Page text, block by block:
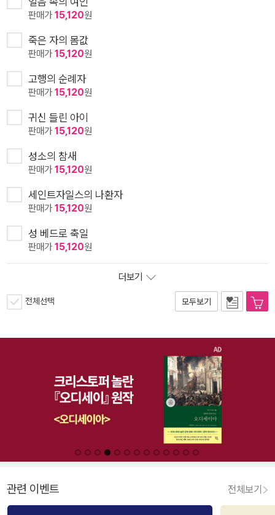
판매가15,120원
죽은 자의 몸값
판매가15,120원
고행의 순례자
판매가15,120원
귀신 들린 아이
판매가15,120원
성소의 참새
판매가15,120원
세인트자일스의 나환자
판매가15,120원
성 베드로 축일
판매가15,120원
더보기
전체선택 모두보기
관련 이벤트 전체보기